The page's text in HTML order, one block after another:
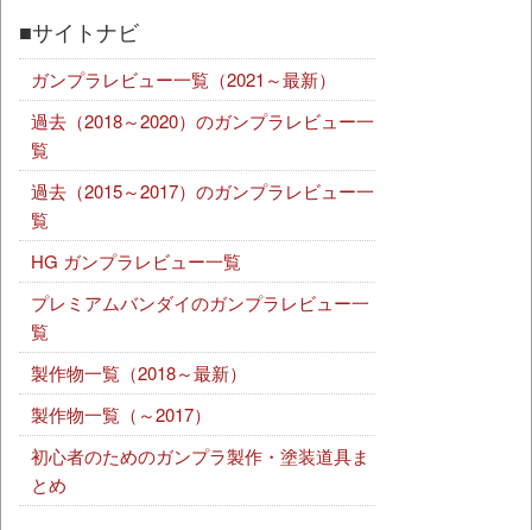
■サイトナビ
ガンプラレビュー一覧（2021～最新）
過去（2018～2020）のガンプラレビュー一
覧
過去（2015～2017）のガンプラレビュー一
覧
HG ガンプラレビュー一覧
プレミアムバンダイのガンプラレビュー一
覧
製作物一覧（2018～最新）
製作物一覧（～2017）
初心者のためのガンプラ製作・塗装道具ま
とめ